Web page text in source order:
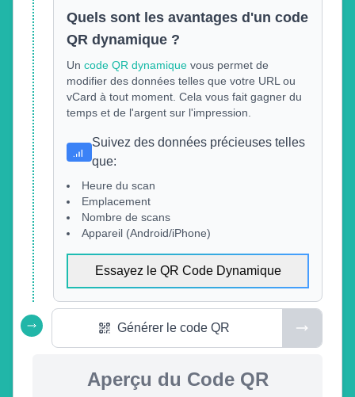
Quels sont les avantages d'un code
QR dynamique ?
Un code QR dynamique vous permet de
modifier des données telles que votre URL ou
vCard à tout moment. Cela vous fait gagner du
temps et de l'argent sur l'impression.
Suivez des données précieuses telles
que:
Heure du scan
Emplacement
Nombre de scans
Appareil (Android/iPhone)
Essayez le QR Code Dynamique
Générer le code QR
Aperçu du Code QR